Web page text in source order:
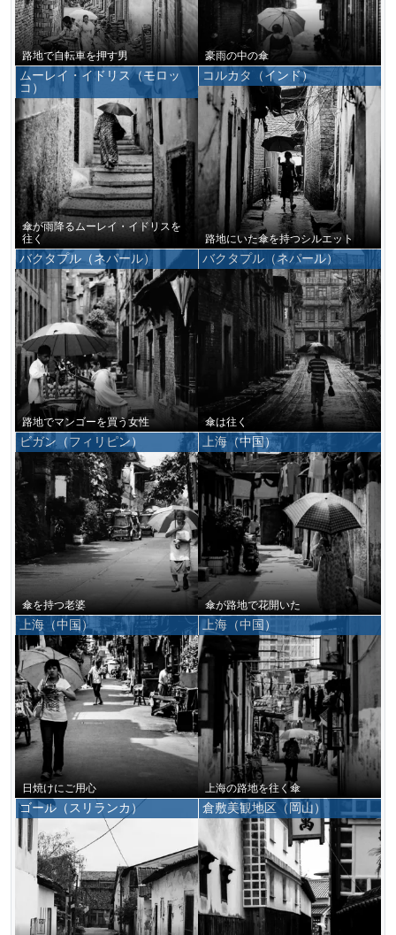
路地で自転車を押す男 豪雨の中の傘
ムーレイ・イドリス（モロッ
コ）
傘が雨降るムーレイ・イドリスを
往く
コルカタ（インド）
路地にいた傘を持つシルエット
バクタプル（ネパール）
路地でマンゴーを買う女性
バクタプル（ネパール）
傘は往く
ビガン（フィリピン）
傘を持つ老婆
上海（中国）
傘が路地で花開いた
上海（中国）
日焼けにご用心
上海（中国）
上海の路地を往く傘
ゴール（スリランカ） 倉敷美観地区（岡山）